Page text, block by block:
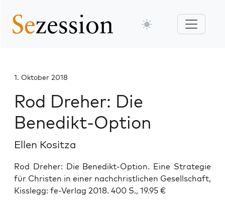
1. Oktober 2018
Rod Dreher: Die
Benedikt-Option
Ellen Kositza
Rod Dreher: Die Benedikt-Option. Eine Strategie
für Christen in einer nachchristlichen Gesellschaft,
Kisslegg: fe-Verlag 2018. 400 S., 19.95 €